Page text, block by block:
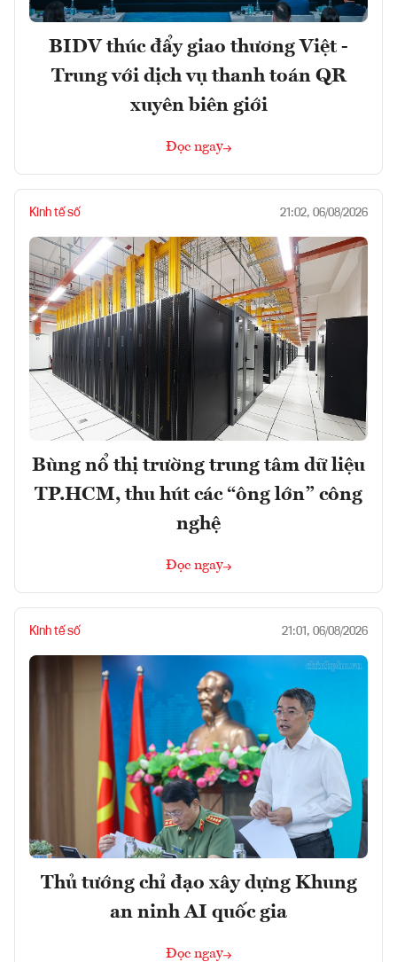
BIDV thúc đẩy giao thương Việt -
Trung với dịch vụ thanh toán QR
xuyên biên giới
Đọc ngay
Kinh tế số 21:02, 06/08/2026
Bùng nổ thị trường trung tâm dữ liệu
TP.HCM, thu hút các “ông lớn” công
nghệ
Đọc ngay
Kinh tế số 21:01, 06/08/2026
Thủ tướng chỉ đạo xây dựng Khung
an ninh AI quốc gia
Đọc ngay